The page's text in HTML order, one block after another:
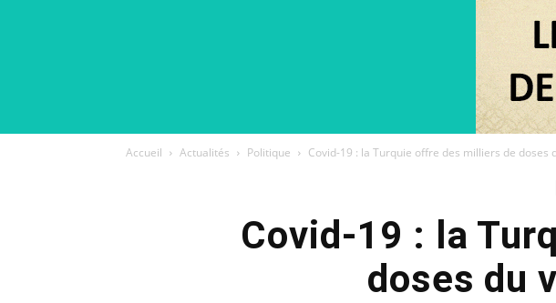
Accueil Actualités Politique Covid-19 : la Turquie offre des milliers de doses
Covid-19 : la
doses du